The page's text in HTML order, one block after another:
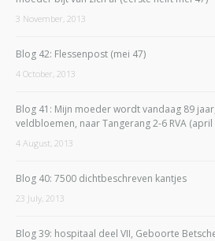
3 November, 2013
Blog 42: Flessenpost (mei 47)
4 October, 2013
Blog 41: Mijn moeder wordt vandaag 89
veldbloemen, naar Tangerang 2-6 RVA (april
4 August, 2013
Blog 40: 7500 dichtbeschreven kantjes
23 July, 2013
Blog 39: hospitaal deel VII, Geboorte